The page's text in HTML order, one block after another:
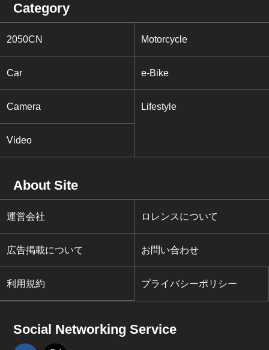
Category
2050CN Motorcycle
Car e-Bike
Camera Lifestyle
Video
About Site
運営会社 ロレンスについて
広告掲載について お問い合わせ
利用規約 プライバシーポリシー
Social Networking Service